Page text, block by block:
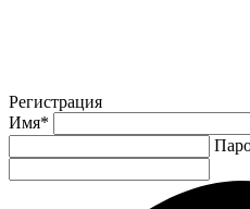
Регистрация
Имя*